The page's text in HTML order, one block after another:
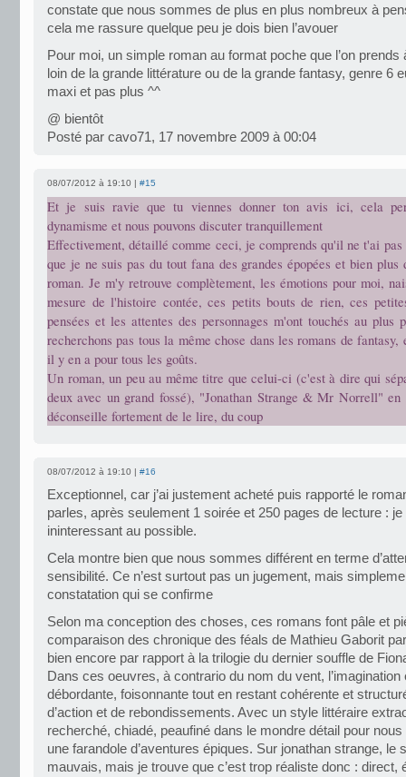
constate que nous sommes de plus en plus nombreux à
cela me rassure quelque peu je dois bien l’avouer
Pour moi, un simple roman au format poche que l’on prends
loin de la grande littérature ou de la grande fantasy, genre 6
maxi et pas plus ^^
@ bientôt
Posté par cavo71, 17 novembre 2009 à 00:04
08/07/2012 à 19:10 | #15
Et je suis ravie que tu viennes donner ton avis ici, cela
dynamisme et nous pouvons discuter tranquillement
Effectivement, détaillé comme ceci, je comprends qu'il ne t'ai pas
que je ne suis pas du tout fana des grandes épopées et bien
roman. Je m'y retrouve complètement, les émotions pour moi,
mesure de l'histoire contée, ces petits bouts de rien, ces
pensées et les attentes des personnages m'ont touchés au plus
recherchons pas tous la même chose dans les romans de fantasy,
il y en a pour tous les goûts.
Un roman, un peu au même titre que celui-ci (c'est à dire qui
deux avec un grand fossé), "Jonathan Strange & Mr Norrell"
déconseille fortement de le lire, du coup
08/07/2012 à 19:10 | #16
Exceptionnel, car j’ai justement acheté puis rapporté le
parles, après seulement 1 soirée et 250 pages de lecture : je
ininteressant au possible.
Cela montre bien que nous sommes différent en terme
sensibilité. Ce n’est surtout pas un jugement, mais
constatation qui se confirme
Selon ma conception des choses, ces romans font pâle et
comparaison des chronique des féals de Mathieu Gaborit
bien encore par rapport à la trilogie du dernier souffle de
Dans ces oeuvres, à contrario du nom du vent, l’imagination
débordante, foisonnante tout en restant cohérente et
d’action et de rebondissements. Avec un style littéraire
recherché, chiadé, peaufiné dans le mondre détail pour
une farandole d’aventures épiques. Sur jonathan strange, le
mauvais, mais je trouve que c’est trop réaliste donc : direct,